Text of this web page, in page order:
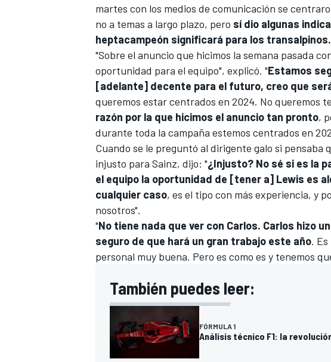
martes con los medios de comunicación se
no a temas a largo plazo, pero sí dio algunas
heptacampeón significará para los transalpinos.
"Sobre el anuncio que hicimos la semana pasada
oportunidad para el equipo", explicó. "Estamos
[adelante] decente para el futuro, creo que
queremos estar centrados en 2024. No queremos
razón por la que hicimos el anuncio tan pronto,
durante toda la campaña estemos centrados en
Cuando se le preguntó al dirigente galo si pensaba
injusto para Sainz, dijo: "¿Injusto? No sé si es la
el equipo la oportunidad de [tener a] Lewis es
cualquier caso, es el tipo con más experiencia, y
nosotros".
"No tiene nada que ver con Carlos. Carlos hizo
seguro de que hará un gran trabajo este año.
personal muy buena. Pero es como es y tenemos
También puedes leer:
FÓRMULA 1
Análisis técnico F1: la